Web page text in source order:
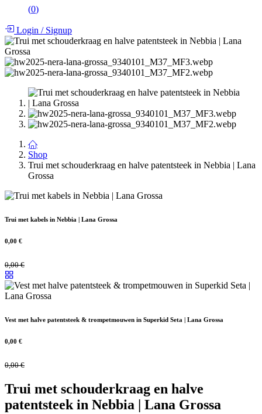
(0)
Login /Signup
Shop
Trui met schouderkraag en halve patentsteek in Nebbia | Lana
Grossa
Trui met kabels in Nebbia | Lana Grossa
0,00 €
0,00€
Vest met halve patentsteek & trompetmouwen in Superkid Seta | Lana Grossa
0,00 €
0,00€
Trui met schouderkraag en halve
patentsteek in Nebbia | Lana Grossa